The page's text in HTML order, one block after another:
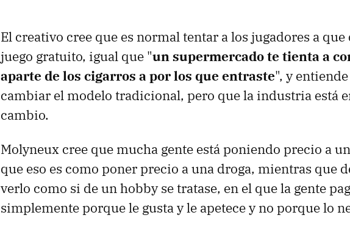
El creativo cree que es normal tentar a los jugadores a
juego gratuito, igual que "un supermercado te tienta a
aparte de los cigarros a por los que entraste", y
cambiar el modelo tradicional, pero que la industria está
cambio.
Molyneux cree que mucha gente está poniendo precio a
que eso es como poner precio a una droga, mientras que
verlo como si de un hobby se tratase, en el que la gente
simplemente porque le gusta y le apetece y no porque lo